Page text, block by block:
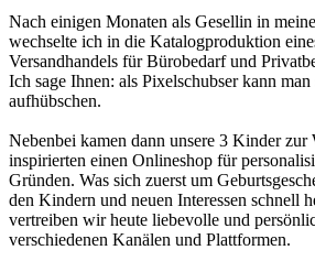
Nach einigen Monaten als Gesellin in
wechselte ich in die Katalogproduktion
Versandhandels für Bürobedarf und
Ich sage Ihnen: als Pixelschubser kann
aufhübschen.
Nebenbei kamen dann unsere 3 Kinder zur
inspirierten einen Onlineshop für
Gründen. Was sich zuerst um
den Kindern und neuen Interessen schnell
vertreiben wir heute liebevolle und
verschiedenen Kanälen und Plattformen.